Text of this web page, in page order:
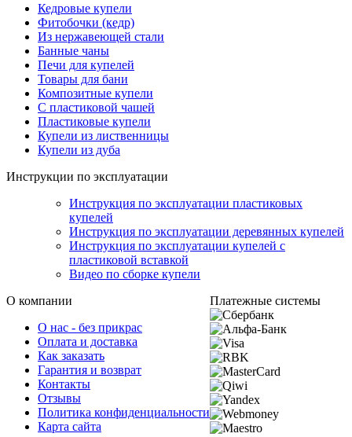
Кедровые купели
Фитобочки (кедр)
Из нержавеющей стали
Банные чаны
Печи для купелей
Товары для бани
Композитные купели
С пластиковой чашей
Пластиковые купели
Купели из лиственницы
Купели из дуба
Инструкции по эксплуатации
Инструкция по эксплуатации пластиковых
купелей
Инструкция по эксплуатации деревянных купелей
Инструкция по эксплуатации купелей с
пластиковой вставкой
Видео по сборке купели
О компании
О нас - без прикрас
Оплата и доставка
Как заказать
Гарантия и возврат
Контакты
Отзывы
Политика конфиденциальности
Карта сайта
Платежные системы